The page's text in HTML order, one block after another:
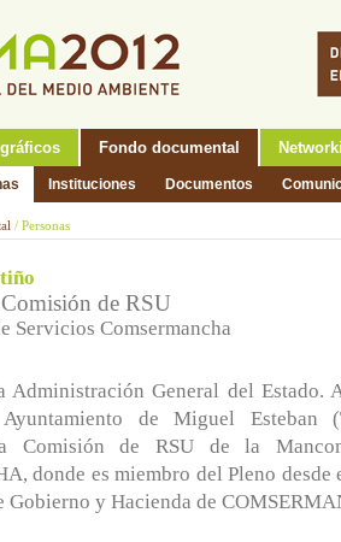
Fondo documental
Instituciones Documentos
/ Personas
de RSU
Servicios Comsermancha
Administración General del Estado.
de Miguel Esteban
Comisión de RSU de la
donde es miembro del Pleno
Gobierno y Hacienda de